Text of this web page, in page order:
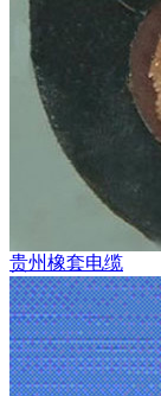
贵州橡套电缆